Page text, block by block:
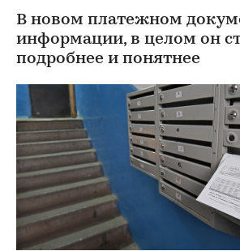
В новом платежном
информации, в целом он
подробнее и понятнее